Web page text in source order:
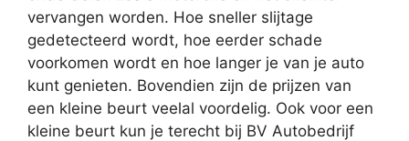
vervangen worden. Hoe sneller slijtage
gedetecteerd wordt, hoe eerder schade
voorkomen wordt en hoe langer je van je auto
kunt genieten. Bovendien zijn de prijzen van
een kleine beurt veelal voordelig. Ook voor een
kleine beurt kun je terecht bij BV Autobedrijf